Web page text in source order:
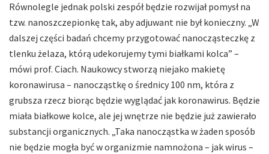
Równolegle jednak polski zespół będzie rozwijał pomysł na
tzw. nanoszczepionkę tak, aby adjuwant nie był konieczny. „W
dalszej części badań chcemy przygotować nanocząsteczkę z
tlenku żelaza, którą udekorujemy tymi białkami kolca” –
mówi prof. Ciach. Naukowcy stworzą niejako makietę
koronawirusa – nanocząstkę o średnicy 100 nm, która z
grubsza rzecz biorąc będzie wyglądać jak koronawirus. Będzie
miała białkowe kolce, ale jej wnętrze nie będzie już zawierało
substancji organicznych. „Taka nanocząstka w żaden sposób
nie będzie mogła być w organizmie namnożona – jak wirus –